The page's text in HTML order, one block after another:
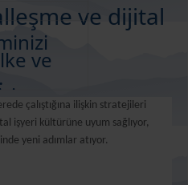
ve
ve dijital
çalıştığına ilişkin stratejileri
işyeri kültürüne uyum sağlıyor,
yeni adımlar atıyor.